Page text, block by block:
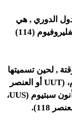
الدوري , هي
الاولى التي تضاف منذ العام 2011 , بعد الفليروفيوم (114)
, لحين تسميتها
رسمياً في الجدول الدوري , وهم أنون تريوم، (UUT أو العنصر
113) , الأنون بينتيوم ( Uup , العنصر 115 ) , أنون سبتيوم (UUS،